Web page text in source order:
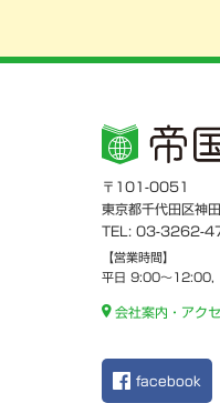
〒101-0051
東京都千代田区神
TEL: 03-3262-
【営業時間】
平日 9:00～
会社案内・アク
facebook